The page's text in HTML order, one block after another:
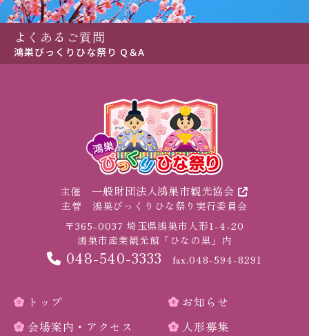
よくあるご質問
鴻巣びっくりひな祭り Q＆A
主催 一般財団法人鴻巣市観光協会
主管 鴻巣びっくりひな祭り実行委員会
〒365-0037 埼玉県鴻巣市人形1-4-20
鴻巣市産業観光館「ひなの里」内
048-540-3333 fax.048-594-8291
トップ
会場案内・アクセス
お知らせ
人形募集